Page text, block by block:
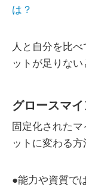
は？
人と自分を比
ットが足りない
グロースマ
固定化された
ットに変わる方
●能力や資質で